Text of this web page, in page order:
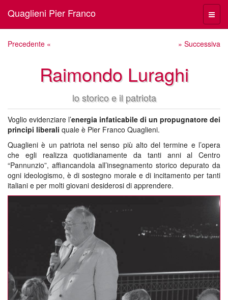
Menù
Quaglieni Pier Franco
Precedente « » Successiva
Raimondo Luraghi
lo storico e il patriota
Voglio evidenziare l’energia infaticabile di un propugnatore dei
principi liberali quale è Pier Franco Quaglieni.
Quaglieni è un patriota nel senso più alto del termine e l’opera
che egli realizza quotidianamente da tanti anni al Centro
“Pannunzio”, affiancandola all’insegnamento storico depurato da
ogni ideologismo, è di sostegno morale e di incitamento per tanti
italiani e per molti giovani desiderosi di apprendere.